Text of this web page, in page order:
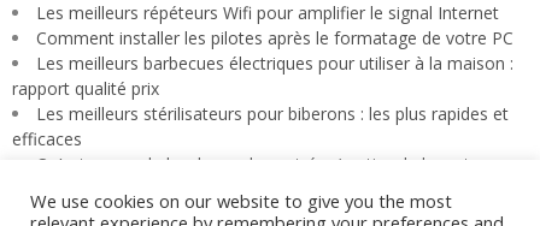
Les meilleurs répéteurs Wifi pour amplifier le signal Internet
Comment installer les pilotes après le formatage de votre PC
Les meilleurs barbecues électriques pour utiliser à la maison :
rapport qualité prix
Les meilleurs stérilisateurs pour biberons : les plus rapides et
efficaces
Qu’est-ce que le hardware, les entrées/sorties, le bus et
l’interface d’un PC ?
We use cookies on our website to give you the most